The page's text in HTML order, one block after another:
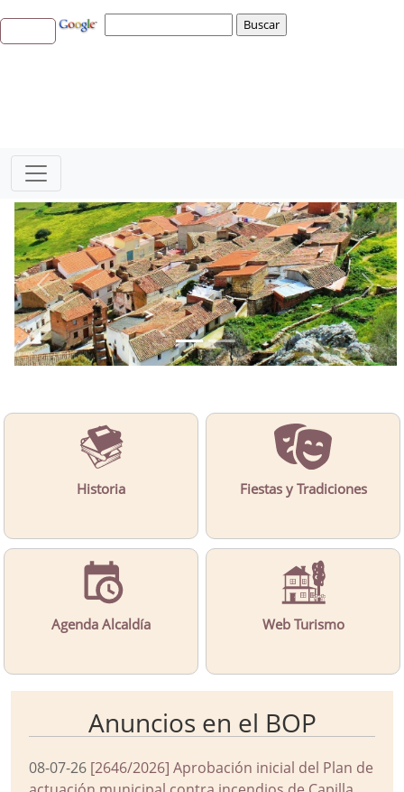
Historia Fiestas y Tradiciones
Agenda Alcaldía Web Turismo
Anuncios en el BOP
08-07-26 [2646/2026] Aprobación inicial del Plan de